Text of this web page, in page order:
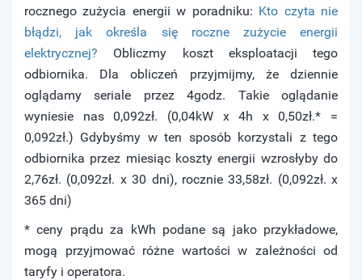
rocznego zużycia energii w poradniku: Kto czyta nie
błądzi, jak określa się roczne zużycie energii
elektrycznej? Obliczmy koszt eksploatacji tego
odbiornika. Dla obliczeń przyjmijmy, że dziennie
oglądamy seriale przez 4godz. Takie oglądanie
wyniesie nas 0,092zł. (0,04kW x 4h x 0,50zł.* =
0,092zł.) Gdybyśmy w ten sposób korzystali z tego
odbiornika przez miesiąc koszty energii wzrosłyby do
2,76zł. (0,092zł. x 30 dni), rocznie 33,58zł. (0,092zł. x
365 dni)
* ceny prądu za kWh podane są jako przykładowe,
mogą przyjmować różne wartości w zależności od
taryfy i operatora.